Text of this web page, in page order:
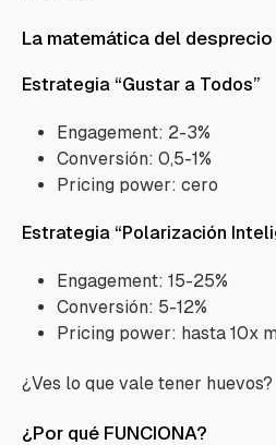
La matemática del
Estrategia “Gustar a Todos”
Engagement: 2-3%
Conversión: 0,5-1%
Pricing power: cero
Estrategia “Polarización
Engagement: 15-25%
Conversión: 5-12%
Pricing power: hasta 10x
¿Ves lo que vale tener huevos?
¿Por qué FUNCIONA?